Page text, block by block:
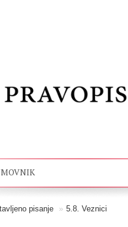
pisanje » 5.8. Veznici